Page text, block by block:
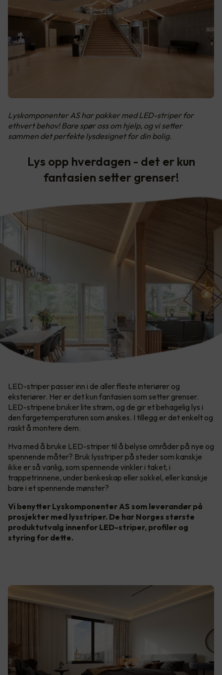
Lyskomponenter AS har pakker med LED-striper for
ethvert behov! Bare spør oss om hjelp, og vi setter
sammen det perfekte lysdesignet for din bolig.
Lys opp hverdagen - det er kun
fantasien setter grenser!
LED-striper passer inn i de aller fleste interiører og
eksteriører. Her er det kun fantasien som setter grenser.​
LED-stripene bruker lite strøm, og de gir et behagelig lys i
den fargetemperaturen som ønskes. I tillegg er det enkelt og
raskt å montere dem.​
Hva med å bruke LED-striper til å belyse områder på nye og
spennende måter? Bruk lysstriper på steder som kanskje
ikke er så vanlig, som spennende vinkler i taket, i
trappetrinnene, under benkeskap eller sokkel, eller kanskje
bare i et spennende mønster?
Vi benytter Lyskomponenter AS som leverandør på
prosjekter med lysstriper. De har Norges største
produktutvalg innenfor LED-striper, profiler og
styring for dette.